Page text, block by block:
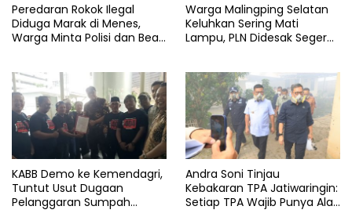
Peredaran Rokok Ilegal
Diduga Marak di Menes,
Warga Minta Polisi dan Bea
Warga Malingping Selatan
Keluhkan Sering Mati
Lampu, PLN Didesak Segera
KABB Demo ke Kemendagri,
Tuntut Usut Dugaan
Pelanggaran Sumpah
Andra Soni Tinjau
Kebakaran TPA Jatiwaringin:
Setiap TPA Wajib Punya Alat